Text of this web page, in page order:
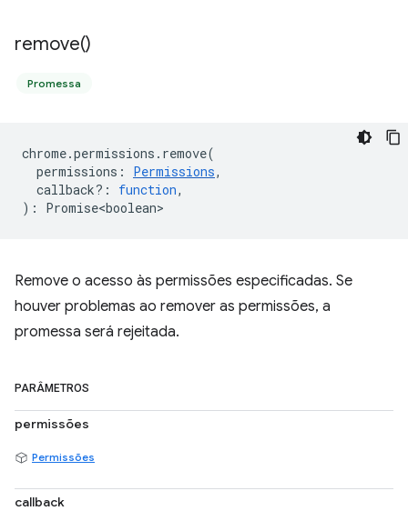
remove()
Promessa
chrome.permissions . remove(
permissions : Permissions,
callback? : function,
) : Promise<boolean>
Remove o acesso às permissões especificadas. Se
houver problemas ao remover as permissões, a
promessa será rejeitada.
PARÂMETROS
permissões
Permissões
callback